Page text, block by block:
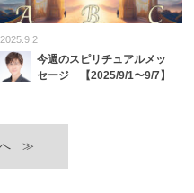
2025.9.2
今週のスピリチュアルメッ
セージ 【2025/9/1〜9/7】
≫